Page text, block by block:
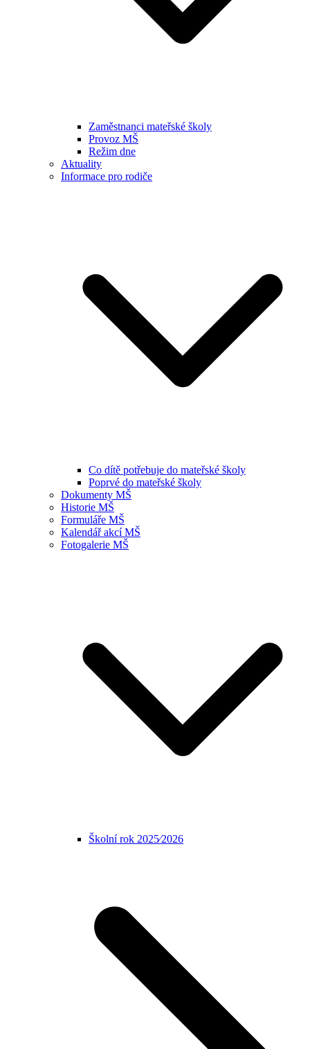
Zaměstnanci mateřské školy
Provoz MŠ
Režim dne
Aktuality
Informace pro rodiče
Co dítě potřebuje do mateřské školy
Poprvé do mateřské školy
Dokumenty MŠ
Historie MŠ
Formuláře MŠ
Kalendář akcí MŠ
Fotogalerie MŠ
Školní rok 2025⁄2026